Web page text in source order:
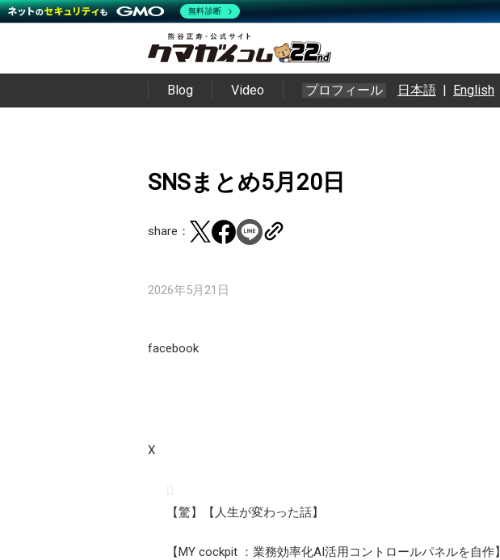
Blog Video プロフィール 日本語 | English
SNSまとめ5月20日
share：
2026年5月21日
facebook
X
【驚】【人生が変わった話】
【MY cockpit ：業務効率化AI活用コントロールパネルを自作】
無料診断